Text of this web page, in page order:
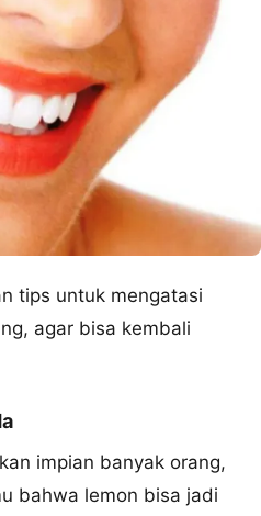
tips untuk mengatasi
agar bisa kembali
impian banyak orang,
bahwa lemon bisa jadi